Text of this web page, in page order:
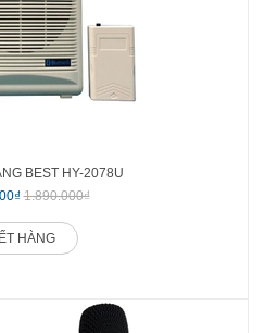
BEST HY-2078U
1.890.000₫
HÀNG